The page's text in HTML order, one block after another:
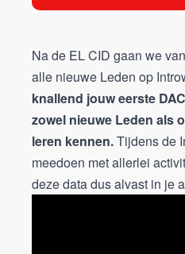
Na de EL CID gaan we
alle nieuwe Leden op
knallend jouw eerste
zowel nieuwe Leden als
leren kennen.Tijdens de
meedoen met allerlei
deze data dus alvast in je